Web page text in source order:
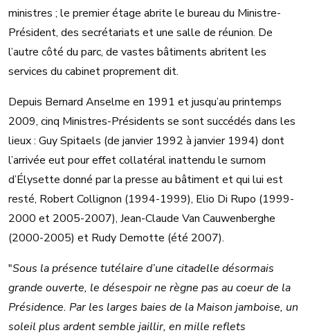
ministres ; le premier étage abrite le bureau du Ministre-
Président, des secrétariats et une salle de réunion. De
l’autre côté du parc, de vastes bâtiments abritent les
services du cabinet proprement dit.
Depuis Bernard Anselme en 1991 et jusqu’au printemps
2009, cinq Ministres-Présidents se sont succédés dans les
lieux : Guy Spitaels (de janvier 1992 à janvier 1994) dont
l’arrivée eut pour effet collatéral inattendu le surnom
d’Élysette donné par la presse au bâtiment et qui lui est
resté, Robert Collignon (1994-1999), Elio Di Rupo (1999-
2000 et 2005-2007), Jean-Claude Van Cauwenberghe
(2000-2005) et Rudy Demotte (été 2007).
"Sous la présence tutélaire d’une citadelle désormais
grande ouverte, le désespoir ne règne pas au coeur de la
Présidence. Par les larges baies de la Maison jamboise, un
soleil plus ardent semble jaillir, en mille reflets